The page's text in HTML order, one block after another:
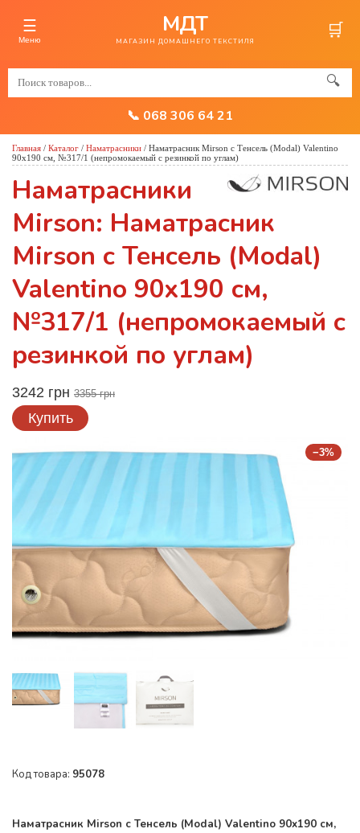
☰
Меню
МДТ
МАГАЗИН ДОМАШНЕГО ТЕКСТИЛЯ 🛒
🔍
📞 068 306 64 21
Главная / Каталог / Наматрасники / Наматрасник Mirson с Тенсель (Modal) Valentino
90x190 см, №317/1 (непромокаемый с резинкой по углам)
Наматрасники
Mirson: Наматрасник
Mirson с Тенсель (Modal)
Valentino 90x190 см,
№317/1 (непромокаемый с
резинкой по углам)
3242 грн 3355 грн
Купить
−3%
Код товара: 95078
Наматрасник Mirson с Тенсель (Modal) Valentino 90x190 см,